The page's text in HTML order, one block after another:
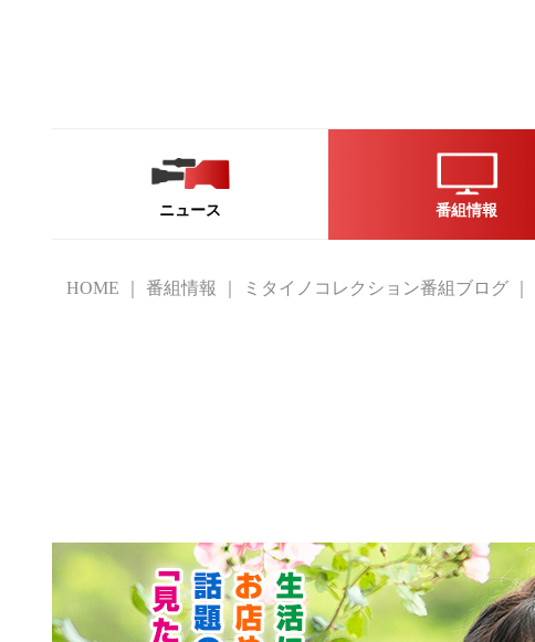
ニュース 番組情報
HOME 番組情報 ミタイノコレクション番組ブログ